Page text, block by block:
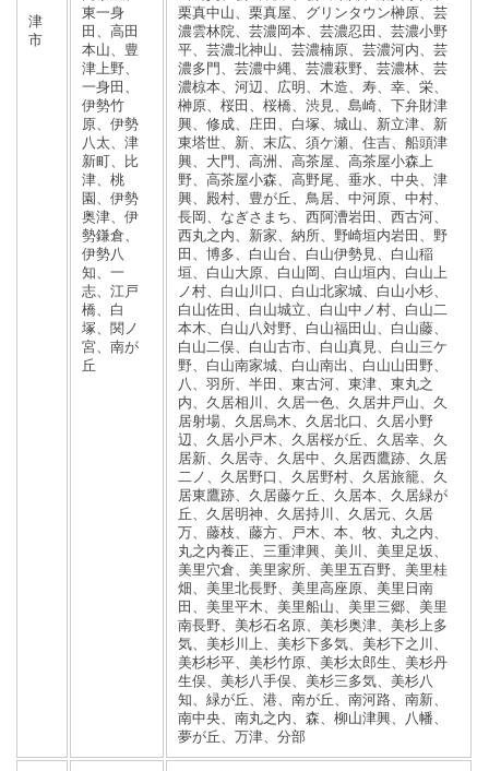
津
市
東一身
田、高田
本山、豊
津上野、
一身田、
伊勢竹
原、伊勢
八太、津
新町、比
津、桃
園、伊勢
奥津、伊
勢鎌倉、
伊勢八
知、一
志、江戸
橋、白
塚、関ノ
宮、南が
丘
栗真中山、栗真屋、グリンタウン榊原、芸
濃雲林院、芸濃岡本、芸濃忍田、芸濃小野
平、芸濃北神山、芸濃楠原、芸濃河内、芸
濃多門、芸濃中縄、芸濃萩野、芸濃林、芸
濃椋本、河辺、広明、木造、寿、幸、栄、
榊原、桜田、桜橋、渋見、島崎、下弁財津
興、修成、庄田、白塚、城山、新立津、新
東塔世、新、末広、須ケ瀬、住吉、船頭津
興、大門、高洲、高茶屋、高茶屋小森上
野、高茶屋小森、高野尾、垂水、中央、津
興、殿村、豊が丘、鳥居、中河原、中村、
長岡、なぎさまち、西阿漕岩田、西古河、
西丸之内、新家、納所、野崎垣内岩田、野
田、博多、白山台、白山伊勢見、白山稲
垣、白山大原、白山岡、白山垣内、白山上
ノ村、白山川口、白山北家城、白山小杉、
白山佐田、白山城立、白山中ノ村、白山二
本木、白山八対野、白山福田山、白山藤、
白山二俣、白山古市、白山真見、白山三ケ
野、白山南家城、白山南出、白山山田野、
八、羽所、半田、東古河、東津、東丸之
内、久居相川、久居一色、久居井戸山、久
居射場、久居烏木、久居北口、久居小野
辺、久居小戸木、久居桜が丘、久居幸、久
居新、久居寺、久居中、久居西鷹跡、久居
二ノ、久居野口、久居野村、久居旅籠、久
居東鷹跡、久居藤ケ丘、久居本、久居緑が
丘、久居明神、久居持川、久居元、久居
万、藤枝、藤方、戸木、本、牧、丸之内、
丸之内養正、三重津興、美川、美里足坂、
美里穴倉、美里家所、美里五百野、美里桂
畑、美里北長野、美里高座原、美里日南
田、美里平木、美里船山、美里三郷、美里
南長野、美杉石名原、美杉奥津、美杉上多
気、美杉川上、美杉下多気、美杉下之川、
美杉杉平、美杉竹原、美杉太郎生、美杉丹
生俣、美杉八手俣、美杉三多気、美杉八
知、緑が丘、港、南が丘、南河路、南新、
南中央、南丸之内、森、柳山津興、八幡、
夢が丘、万津、分部